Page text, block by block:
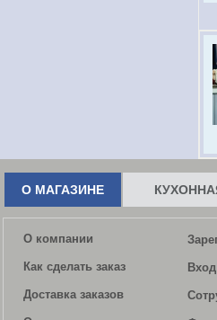
О МАГАЗИНЕ
О компании
Как сделать заказ
Доставка заказов